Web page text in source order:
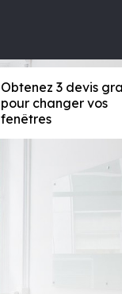
Obtenez 3 devis
pour changer vos
fenêtres